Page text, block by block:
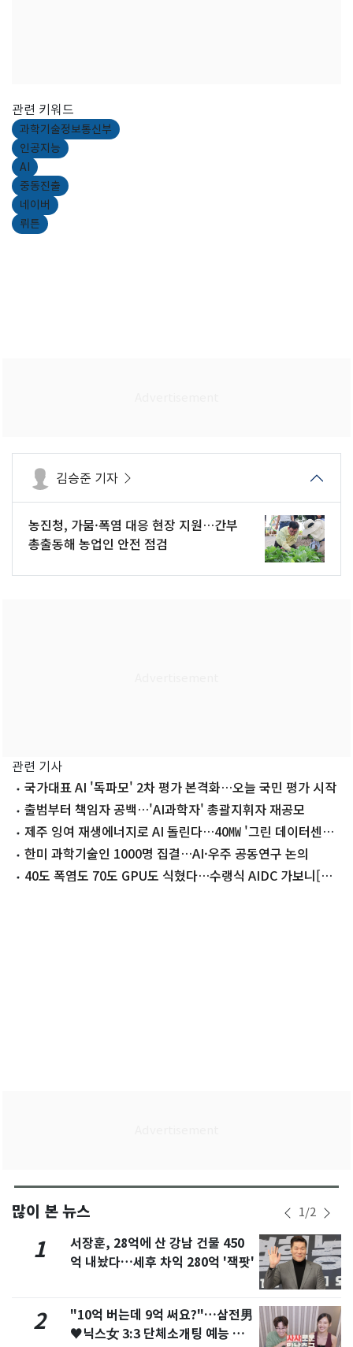
관련 키워드
과학기술정보통신부
인공지능
AI
중동진출
네이버
뤼튼
김승준 기자
농진청, 가뭄·폭염 대응 현장 지원…간부
총출동해 농업인 안전 점검
관련 기사
국가대표 AI '독파모' 2차 평가 본격화…오늘 국민 평가 시작
출범부터 책임자 공백…'AI과학자' 총괄지휘자 재공모
제주 잉여 재생에너지로 AI 돌린다…40㎿ '그린 데이터센터'
첫 발
한미 과학기술인 1000명 집결…AI·우주 공동연구 논의
40도 폭염도 70도 GPU도 식혔다…수랭식 AIDC 가보니[르
많이 본 뉴스 1/2
1
서장훈, 28억에 산 강남 건물 450
억 내놨다…세후 차익 280억 '잭팟'
2
"10억 버는데 9억 써요?"…삼전男
♥닉스女 3:3 단체소개팅 예능 화